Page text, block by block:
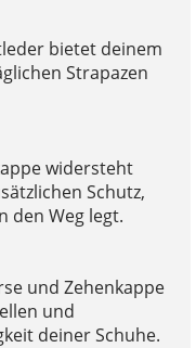
bietet deinem
Strapazen
widersteht
Schutz,
den Weg legt.
und Zehenkappe
und
deiner Schuhe.